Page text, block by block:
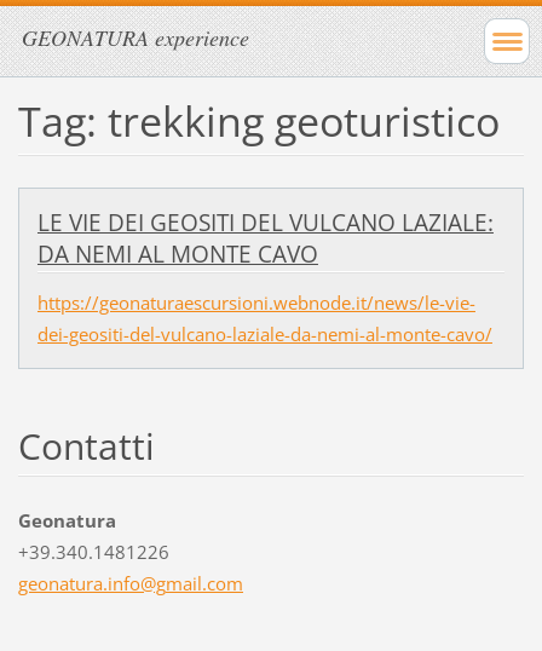
GEONATURA experience
Tag: trekking geoturistico
LE VIE DEI GEOSITI DEL VULCANO LAZIALE:
DA NEMI AL MONTE CAVO
https://geonaturaescursioni.webnode.it/news/le-vie-
dei-geositi-del-vulcano-laziale-da-nemi-al-monte-cavo/
Contatti
Geonatura
+39.340.1481226
geonatura.info@gmail.com